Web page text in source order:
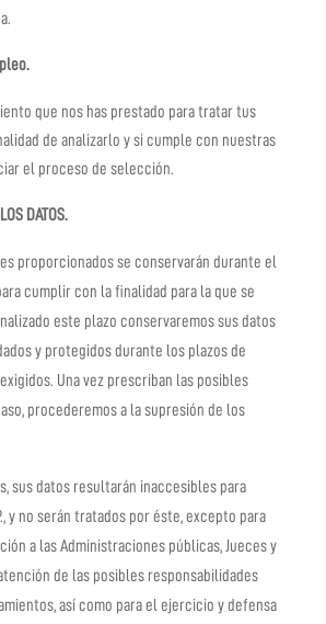
que nos has prestado para tratar tus
de analizarlo y si cumple con nuestras
el proceso de selección.
DATOS.
proporcionados se conservarán durante el
cumplir con la finalidad para la que se
este plazo conservaremos sus datos
y protegidos durante los plazos de
Una vez prescriban las posibles
procederemos a la supresión de los
sus datos resultarán inaccesibles para
, y no serán tratados por éste, excepto para
a las Administraciones públicas, Jueces y
de las posibles responsabilidades
así como para el ejercicio y defensa